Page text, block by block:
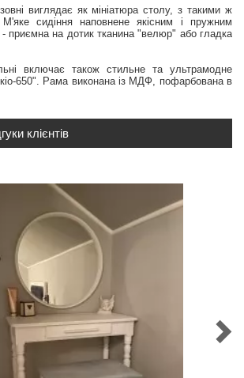
виглядає як мініатюра столу, з такими ж
сидіння наповнене якісним і пружним
приємна на дотик тканина "велюр" або гладка
включає також стильне та ультрамодне
650". Рама виконана із МДФ, пофарбована в
клієнтів